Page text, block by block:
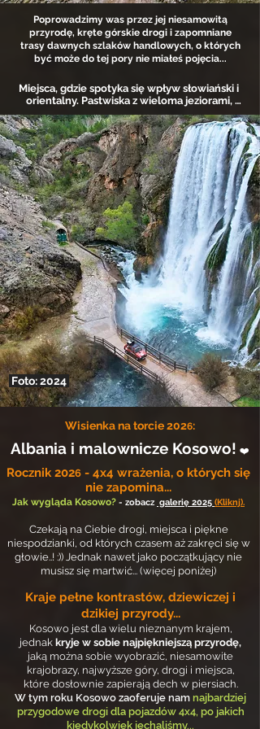
Poprowadzimy was przez jej niesamowitą
przyrodę, kręte górskie drogi i zapomniane
trasy dawnych szlaków handlowych, o których
być może do tej pory nie miałeś pojęcia...
Miejsca, gdzie spotyka się wpływ słowiański i
orientalny. Pastwiska z wieloma jeziorami,
nieokiełznana przyroda, bez ludzi i bez dróg…
Północnomacedoński Bałkan w najczystszej
postaci – surowy, autentyczny,
nieposkromiony…
Foto: 2024
Wisienka na torcie 2026:
Albania i malownicze Kosowo! ❤️
Rocznik 2026 - 4x4 wrażenia, o których się
nie zapomina...
Jak wygląda Kosowo? - zobacz galerię 2025 (Kliknj).
Czekają na Ciebie drogi, miejsca i piękne
niespodzianki, od których czasem aż zakręci się w
głowie..! :)) Jednak nawet jako początkujący nie
musisz się martwić... (więcej poniżej)
Kraje pełne kontrastów, dziewiczej i
dzikiej przyrody...
Kosowo jest dla wielu nieznanym krajem,
jednak kryje w sobie najpiękniejszą przyrodę,
jaką można sobie wyobrazić, niesamowite
krajobrazy, najwyższe góry, drogi i miejsca,
które dosłownie zapierają dech w piersiach.
W tym roku Kosowo zaoferuje nam najbardziej
przygodowe drogi dla pojazdów 4x4, po jakich
kiedykolwiek jechaliśmy...